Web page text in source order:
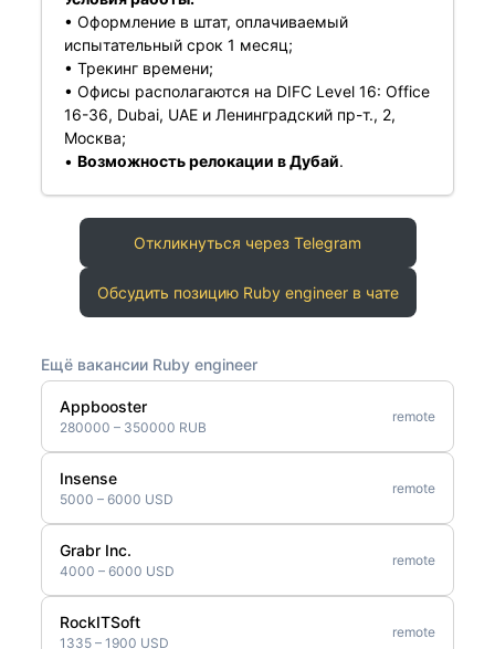
• Оформление в штат, оплачиваемый
испытательный срок 1 месяц;
• Трекинг времени;
• Офисы располагаются на DIFC Level 16: Office
16-36, Dubai, UAE и Ленинградский пр-т., 2,
Москва;
• Возможность релокации в Дубай.
Откликнуться через Telegram
Обсудить позицию Ruby engineer в чате
Ещё вакансии Ruby engineer
Appbooster
280000 – 350000 RUB
remote
Insense
5000 – 6000 USD
remote
Grabr Inc.
4000 – 6000 USD
remote
RockITSoft
1335 – 1900 USD
remote